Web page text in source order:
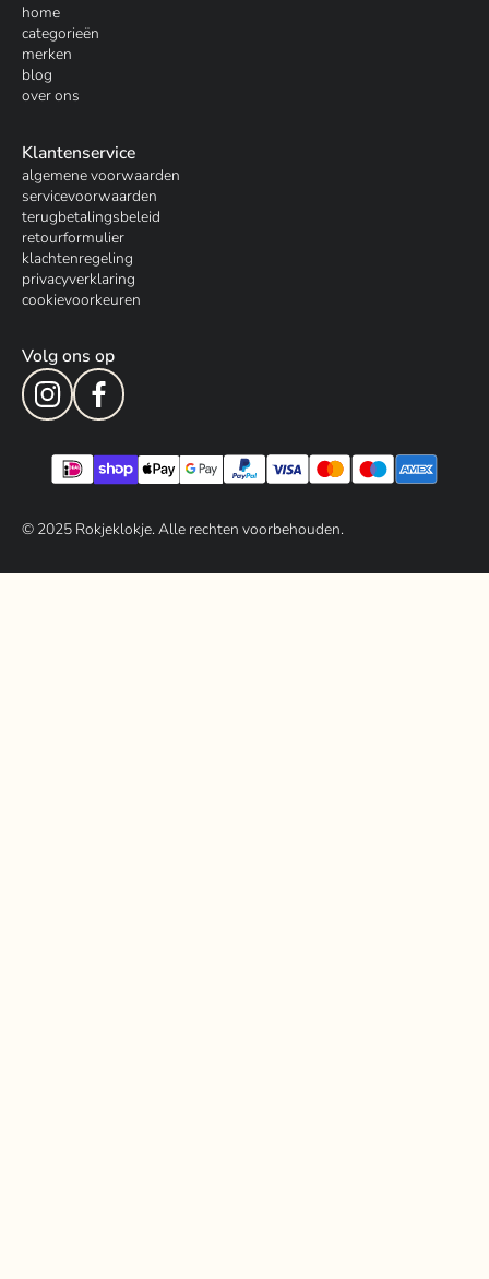
home
categorieën
merken
blog
over ons
Klantenservice
algemene voorwaarden
servicevoorwaarden
terugbetalingsbeleid
retourformulier
klachtenregeling
privacyverklaring
cookievoorkeuren
Volg ons op
© 2025Rokjeklokje. Alle rechten voorbehouden.